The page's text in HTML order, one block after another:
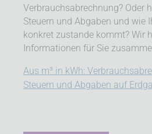
Verbrauchsabrechnung? Oder
Steuern und Abgaben und wie
konkret zustande kommt? Wir
Informationen für Sie
Aus m³ in kWh:
Steuern und Abgaben auf